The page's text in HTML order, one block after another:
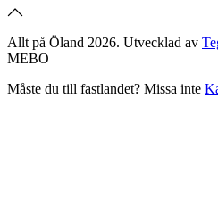
Allt på Öland 2026. Utvecklad av
MEBO
Måste du till fastlandet? Missa inte